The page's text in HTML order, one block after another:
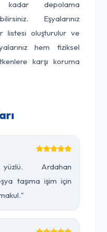
kadar depolama
Eşyalarınız
listesi oluşturulur ve
hem fiziksel
karşı koruma
Ardahan
taşıma işim için